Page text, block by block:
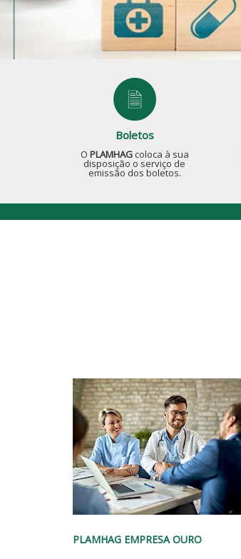
Boletos
O PLAMHAGcoloca à sua
disposição o serviço de
emissão dos boletos.
PLAMHAG EMPRESA PRATA